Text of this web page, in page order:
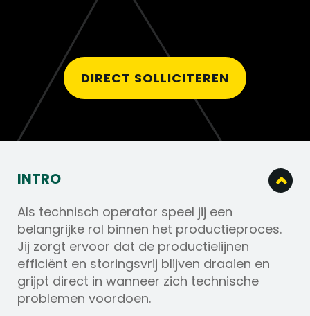
DIRECT SOLLICITEREN
INTRO
Als technisch operator speel jij een
belangrijke rol binnen het productieproces.
Jij zorgt ervoor dat de productielijnen
efficiënt en storingsvrij blijven draaien en
grijpt direct in wanneer zich technische
problemen voordoen.